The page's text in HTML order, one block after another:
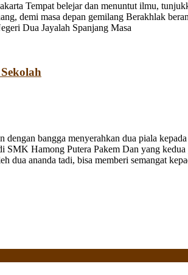
Tempat belejar dan menuntut ilmu,
demi masa depan gemilang Berakhlak
Dua Jayalah Spanjang Masa
bangga menyerahkan dua piala
SMK Hamong Putera Pakem Dan yang
dua ananda tadi, bisa memberi semangat